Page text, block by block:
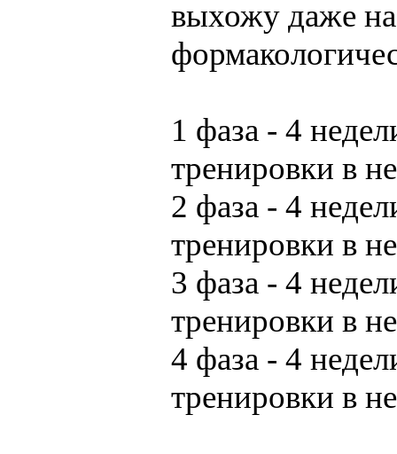
выхожу даже
1 фаза - 4
тренировки в
2 фаза - 4
тренировки в
3 фаза - 4
тренировки в
4 фаза - 4
тренировки в